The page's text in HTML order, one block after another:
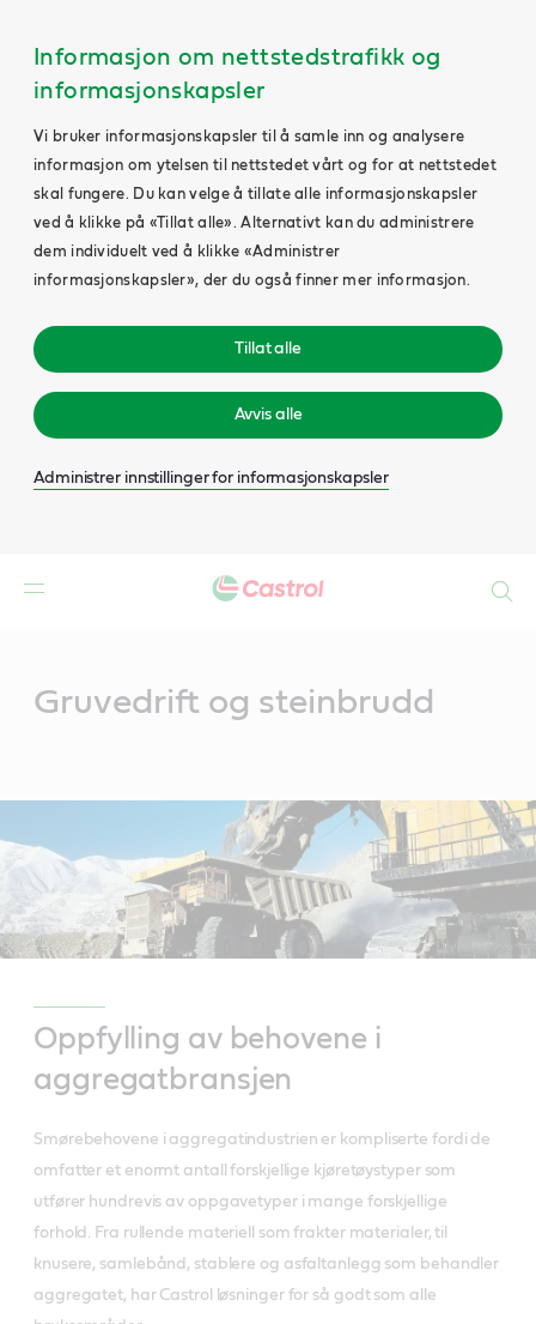
Informasjon om nettstedstrafikk og
informasjonskapsler
Vi bruker informasjonskapsler til å samle inn og analysere
informasjon om ytelsen til nettstedet vårt og for at nettstedet
skal fungere. Du kan velge å tillate alle informasjonskapsler
ved å klikke på «Tillat alle». Alternativt kan du administrere
dem individuelt ved å klikke «Administrer
informasjonskapsler», der du også finner mer informasjon.
Tillat alle
Avvis alle
Administrer innstillinger for informasjonskapsler
Gruvedrift og steinbrudd
Oppfylling av behovene i
aggregatbransjen
Smørebehovene i aggregatindustrien er kompliserte fordi de
omfatter et enormt antall forskjellige kjøretøystyper som
utfører hundrevis av oppgavetyper i mange forskjellige
forhold. Fra rullende materiell som frakter materialer, til
knusere, samlebånd, stablere og asfaltanlegg som behandler
aggregatet, har Castrol løsninger for så godt som alle